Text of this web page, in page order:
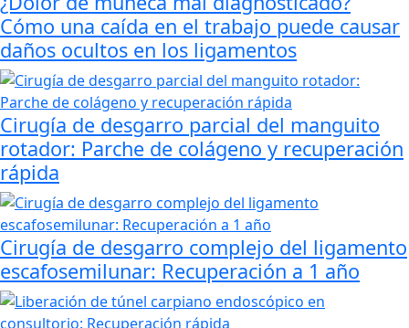
Cómo una caída en el trabajo puede causar
daños ocultos en los ligamentos
Cirugía de desgarro parcial del manguito
rotador: Parche de colágeno y recuperación
rápida
Cirugía de desgarro complejo del ligamento
escafosemilunar: Recuperación a 1 año